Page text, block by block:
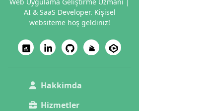
AI & SaaS Developer. Kişisel
websiteme hoş geldiniz!
Hakkimda
Hizmetler